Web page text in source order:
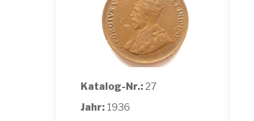
Katalog-Nr.: 27
Jahr: 1936